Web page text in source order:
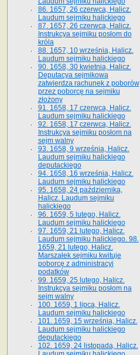
86. 1657, 26 czerwca, Halicz.
Laudum sejmiku halickiego
87. 1657, 26 czerwca, Halicz.
Instrukcya sejmiku posłom do
króla
88. 1657, 10 września, Halicz.
Laudum sejmiku halickiego
90. 1658, 30 kwietnia, Halicz.
Deputacya sejmikowa
zatwierdza rachunek z poborów
przez poborcę na sejmiku
złożony
91. 1658, 17 czerwca, Halicz.
Laudum sejmiku halickiego
92. 1658, 17 czerwca, Halicz.
Instrukcya sejmiku posłom na
sejm walny
93. 1658, 9 września, Halicz.
Laudum sejmiku halickiego
deputackiego
94. 1658, 16 września, Halicz.
Laudum sejmiku halickiego
95. 1658, 24 października,
Halicz. Laudum sejmiku
halickiego
96. 1659, 5 lutego, Halicz.
Laudum sejmiku halickiego
97. 1659, 21 lutego, Halicz.
Laudum sejmiku halickiego. 98.
1659, 21 lutego, Halicz.
Marszałek sejmiku kwituje
poborcę z administracyi
podatków
99. 1659, 25 lutego, Halicz.
Instrukcya sejmiku posłom na
sejm walny
100. 1659, 1 lipca, Halicz.
Laudum sejmiku halickiego
101. 1659, 15 września, Halicz.
Laudum sejmiku halickiego
deputackiego
102. 1659, 24 listopada, Halicz.